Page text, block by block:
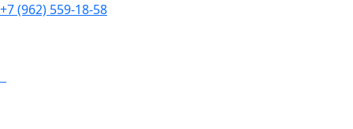
+7 (962) 559-18-58